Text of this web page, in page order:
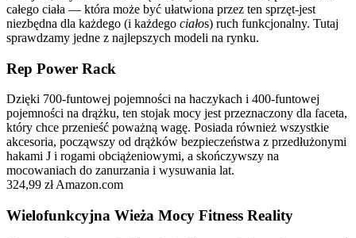
całego ciała — która może być ułatwiona przez ten sprzęt-jest
niezbędna dla każdego (i każdego ciałos) ruch funkcjonalny. Tutaj
sprawdzamy jedne z najlepszych modeli na rynku.
Rep Power Rack
Dzięki 700-funtowej pojemności na haczykach i 400-funtowej
pojemności na drążku, ten stojak mocy jest przeznaczony dla faceta,
który chce przenieść poważną wagę. Posiada również wszystkie
akcesoria, począwszy od drążków bezpieczeństwa z przedłużonymi
hakami J i rogami obciążeniowymi, a skończywszy na
mocowaniach do zanurzania i wysuwania lat.
324,99 zł Amazon.com
Wielofunkcyjna Wieża Mocy Fitness Reality